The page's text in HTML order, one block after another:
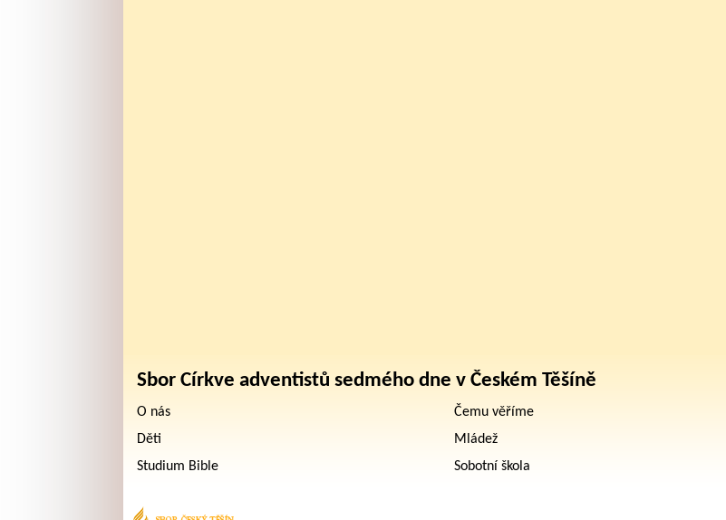
Sbor Církve adventistů sedmého dne v Českém Těšíně
O nás Čemu věříme
Děti
Mládež
Studium Bible
Sobotní škola